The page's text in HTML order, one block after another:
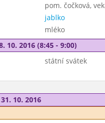
pom. čočková,
jablko
mléko
10. 2016 (8:45 - 9:00)
státní svátek
10. 2016